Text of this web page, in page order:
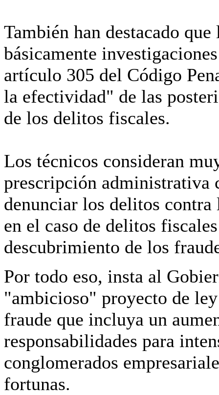
También han destacado
básicamente
artículo 305 del Código
la efectividad" de las
de los delitos fiscales.
Los técnicos consideran
prescripción administrativa
denunciar los delitos
en el caso de delitos
descubrimiento de los
Por todo eso, insta al
"ambicioso" proyecto de
fraude que incluya un
responsabilidades para
conglomerados
fortunas.